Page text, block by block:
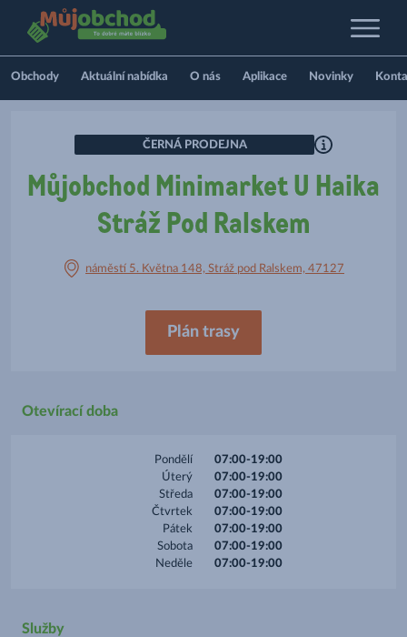
Obchody Aktuální nabídka O nás Aplikace Novinky
ČERNÁ PRODEJNA
Můjobchod Minimarket U Haika
Stráž Pod Ralskem
náměstí 5. Května 148, Stráž pod Ralskem, 47127
Plán trasy
Otevírací doba
Pondělí
Úterý
Středa
Čtvrtek
Pátek
Sobota
Neděle
07:00-19:00
07:00-19:00
07:00-19:00
07:00-19:00
07:00-19:00
07:00-19:00
07:00-19:00
Služby